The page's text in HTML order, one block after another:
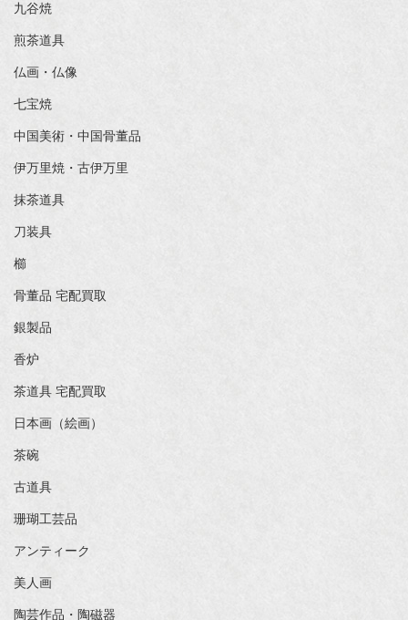
九谷焼
煎茶道具
仏画・仏像
七宝焼
中国美術・中国骨董品
伊万里焼・古伊万里
抹茶道具
刀装具
櫛
骨董品 宅配買取
銀製品
香炉
茶道具 宅配買取
日本画（絵画）
茶碗
古道具
珊瑚工芸品
アンティーク
美人画
陶芸作品・陶磁器